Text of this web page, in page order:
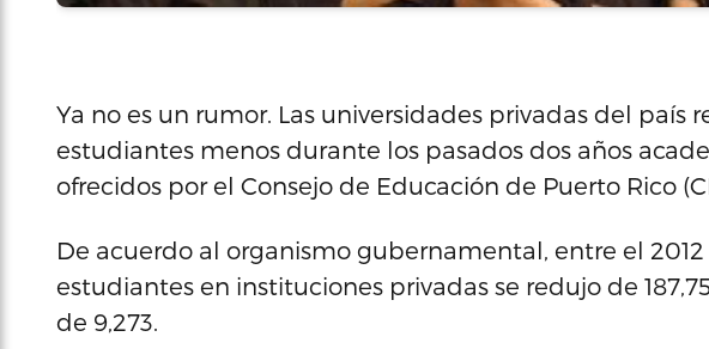
Ya no es un rumor. Las universidades privadas del país
estudiantes menos durante los pasados dos años
ofrecidos por el Consejo de Educación de Puerto Rico
De acuerdo al organismo gubernamental, entre el
estudiantes en instituciones privadas se redujo de
de 9,273.